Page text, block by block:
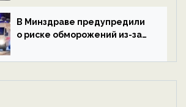
экологии на ECOportal
В Минздраве предупредили
о риске обморожений из-за
на ECOportal